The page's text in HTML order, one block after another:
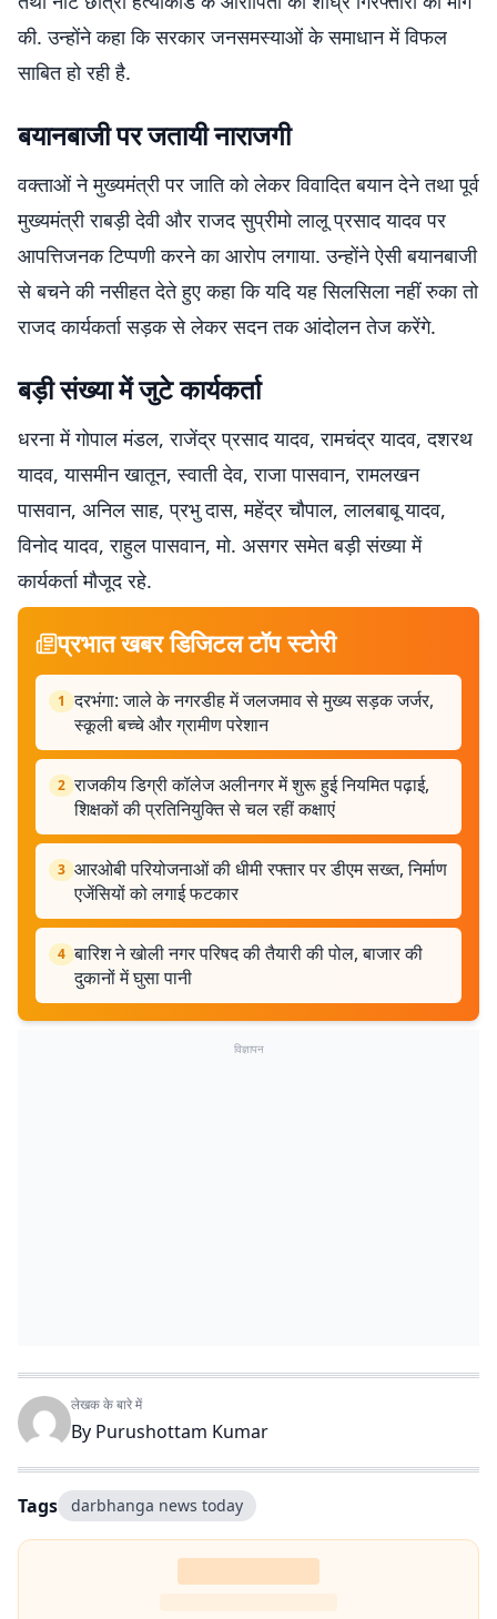
की. उन्होंने कहा कि सरकार जनसमस्याओं के समाधान में विफल
साबित हो रही है.
बयानबाजी पर जतायी नाराजगी
वक्ताओं ने मुख्यमंत्री पर जाति को लेकर विवादित बयान देने तथा पूर्व
मुख्यमंत्री राबड़ी देवी और राजद सुप्रीमो लालू प्रसाद यादव पर
आपत्तिजनक टिप्पणी करने का आरोप लगाया. उन्होंने ऐसी बयानबाजी
से बचने की नसीहत देते हुए कहा कि यदि यह सिलसिला नहीं रुका तो
राजद कार्यकर्ता सड़क से लेकर सदन तक आंदोलन तेज करेंगे.
बड़ी संख्या में जुटे कार्यकर्ता
धरना में गोपाल मंडल, राजेंद्र प्रसाद यादव, रामचंद्र यादव, दशरथ
यादव, यासमीन खातून, स्वाती देव, राजा पासवान, रामलखन
पासवान, अनिल साह, प्रभु दास, महेंद्र चौपाल, लालबाबू यादव,
विनोद यादव, राहुल पासवान, मो. असगर समेत बड़ी संख्या में
कार्यकर्ता मौजूद रहे.
प्रभात खबर डिजिटल टॉप स्टोरी
1 दरभंगा: जाले के नगरडीह में जलजमाव से मुख्य सड़क जर्जर,
स्कूली बच्चे और ग्रामीण परेशान
2 राजकीय डिग्री कॉलेज अलीनगर में शुरू हुई नियमित पढ़ाई,
शिक्षकों की प्रतिनियुक्ति से चल रहीं कक्षाएं
3 आरओबी परियोजनाओं की धीमी रफ्तार पर डीएम सख्त, निर्माण
एजेंसियों को लगाई फटकार
4 बारिश ने खोली नगर परिषद की तैयारी की पोल, बाजार की
दुकानों में घुसा पानी
विज्ञापन
लेखक के बारे में
By Purushottam Kumar
Tags darbhanga news today